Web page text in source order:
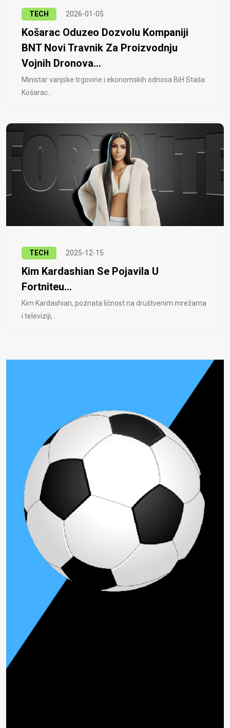
TECH 2026-01-05
Košarac Oduzeo Dozvolu Kompaniji
BNT Novi Travnik Za Proizvodnju
Vojnih Dronova...
Ministar vanjske trgovine i ekonomskih odnosa BiH Staša
Košarac..
TECH 2025-12-15
Kim Kardashian Se Pojavila U
Fortniteu...
Kim Kardashian, poznata ličnost na društvenim mrežama
i televiziji, ..